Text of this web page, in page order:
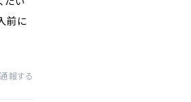
前に
通報する